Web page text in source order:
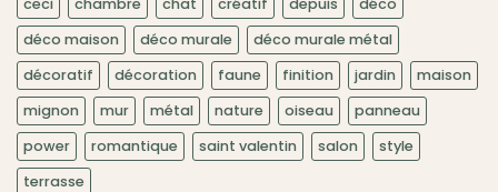
déco maison
déco murale
déco murale métal
décoratif
décoration faune finition jardin
maison
mignon
mur métal nature oiseau
panneau
power
romantique saint valentin salon
style
terrasse